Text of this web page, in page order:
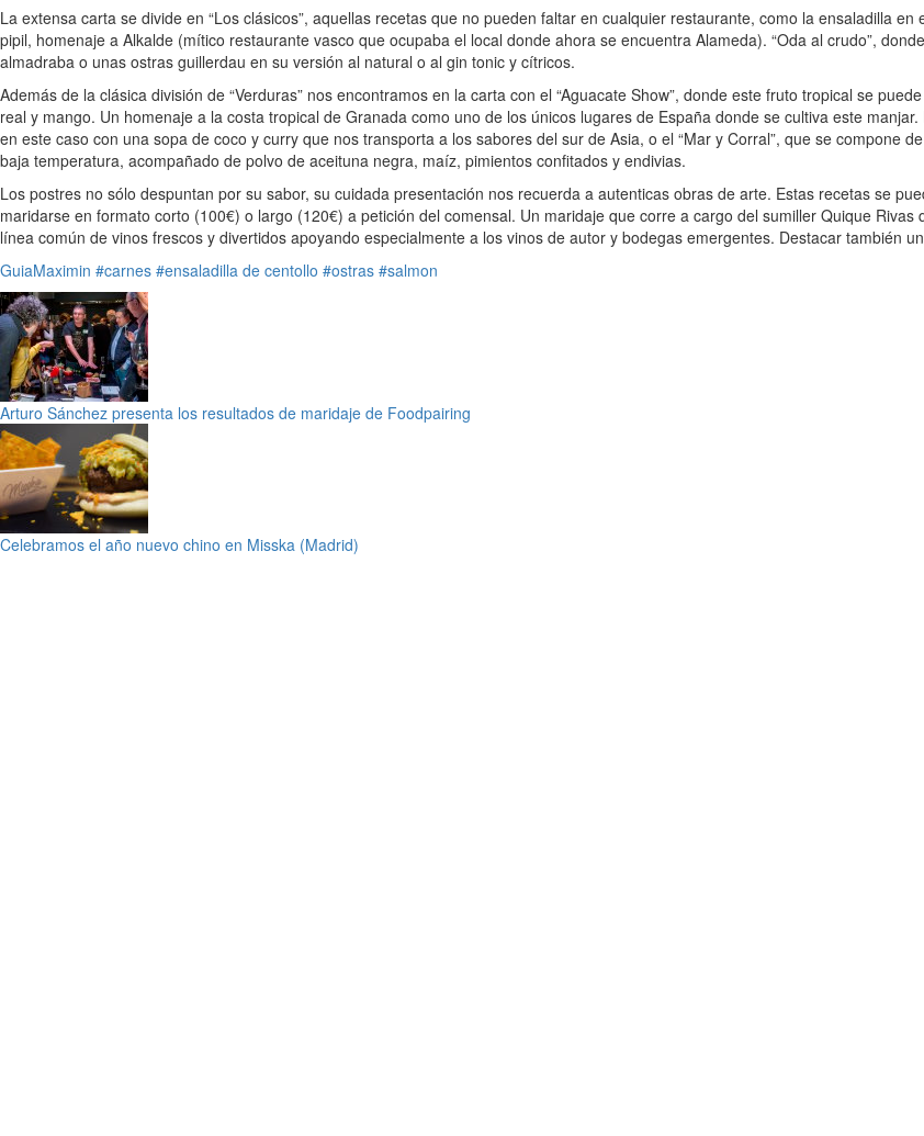
La extensa carta se divide en “Los clásicos”, aquellas recetas que no pueden faltar en cualquier restaurante, como la ensaladilla
pipil, homenaje a Alkalde (mítico restaurante vasco que ocupaba el local donde ahora se encuentra Alameda). “Oda al crudo”,
almadraba o unas ostras guillerdau en su versión al natural o al gin tonic y cítricos.
Además de la clásica división de “Verduras” nos encontramos en la carta con el “Aguacate Show”, donde este fruto tropical se
real y mango. Un homenaje a la costa tropical de Granada como uno de los únicos lugares de España donde se cultiva este
en este caso con una sopa de coco y curry que nos transporta a los sabores del sur de Asia, o el “Mar y Corral”, que se compone
baja temperatura, acompañado de polvo de aceituna negra, maíz, pimientos confitados y endivias.
Los postres no sólo despuntan por su sabor, su cuidada presentación nos recuerda a autenticas obras de arte. Estas recetas se
maridarse en formato corto (100€) o largo (120€) a petición del comensal. Un maridaje que corre a cargo del sumiller Quique
línea común de vinos frescos y divertidos apoyando especialmente a los vinos de autor y bodegas emergentes. Destacar también
GuiaMaximin #carnes #ensaladilla de centollo #ostras #salmon
Arturo Sánchez presenta los resultados de maridaje de Foodpairing
Celebramos el año nuevo chino en Misska (Madrid)